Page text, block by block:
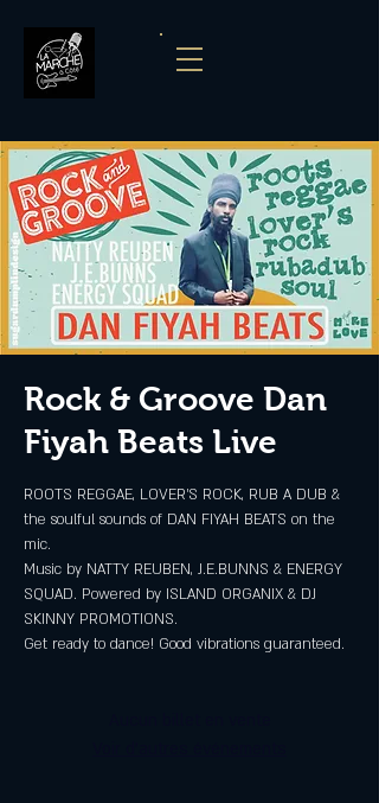
Rock & Groove Dan
Fiyah Beats Live
ROOTS REGGAE, LOVER'S ROCK, RUB A DUB &
the soulful sounds of DAN FIYAH BEATS on the
mic.
Music by NATTY REUBEN, J.E.BUNNS & ENERGY
SQUAD. Powered by ISLAND ORGANIX & DJ
SKINNY PROMOTIONS.
Get ready to dance! Good vibrations guaranteed.